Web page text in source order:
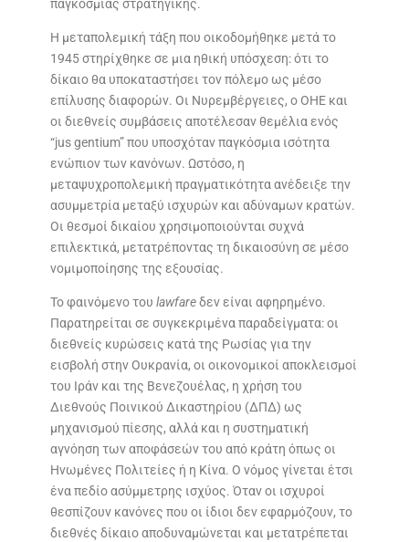
παγκόσμιας στρατηγικής.
Η μεταπολεμική τάξη που οικοδομήθηκε μετά το
1945 στηρίχθηκε σε μια ηθική υπόσχεση: ότι το
δίκαιο θα υποκαταστήσει τον πόλεμο ως μέσο
επίλυσης διαφορών. Οι Νυρεμβέργειες, ο ΟΗΕ και
οι διεθνείς συμβάσεις αποτέλεσαν θεμέλια ενός
“jus gentium” που υποσχόταν παγκόσμια ισότητα
ενώπιον των κανόνων. Ωστόσο, η
μεταψυχροπολεμική πραγματικότητα ανέδειξε την
ασυμμετρία μεταξύ ισχυρών και αδύναμων κρατών.
Οι θεσμοί δικαίου χρησιμοποιούνται συχνά
επιλεκτικά, μετατρέποντας τη δικαιοσύνη σε μέσο
νομιμοποίησης της εξουσίας.
Το φαινόμενο του lawfareδεν είναι αφηρημένο.
Παρατηρείται σε συγκεκριμένα παραδείγματα: οι
διεθνείς κυρώσεις κατά της Ρωσίας για την
εισβολή στην Ουκρανία, οι οικονομικοί αποκλεισμοί
του Ιράν και της Βενεζουέλας, η χρήση του
Διεθνούς Ποινικού Δικαστηρίου (ΔΠΔ) ως
μηχανισμού πίεσης, αλλά και η συστηματική
αγνόηση των αποφάσεών του από κράτη όπως οι
Ηνωμένες Πολιτείες ή η Κίνα. Ο νόμος γίνεται έτσι
ένα πεδίο ασύμμετρης ισχύος. Όταν οι ισχυροί
θεσπίζουν κανόνες που οι ίδιοι δεν εφαρμόζουν, το
διεθνές δίκαιο αποδυναμώνεται και μετατρέπεται